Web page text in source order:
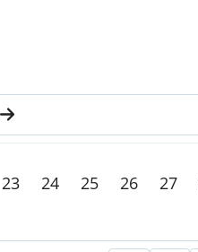
23 24 25 26 27